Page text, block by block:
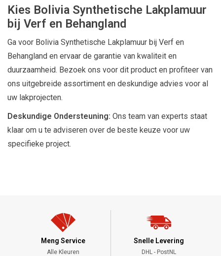
Kies Bolivia Synthetische Lakplamuur
bij Verf en Behangland
Ga voor Bolivia Synthetische Lakplamuur bij Verf en
Behangland en ervaar de garantie van kwaliteit en
duurzaamheid. Bezoek ons voor dit product en profiteer van
ons uitgebreide assortiment en deskundige advies voor al
uw lakprojecten.
Deskundige Ondersteuning: Ons team van experts staat
klaar om u te adviseren over de beste keuze voor uw
specifieke project.
Meng Service
Alle Kleuren
Snelle Levering
DHL - PostNL